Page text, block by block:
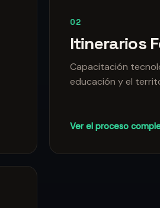
02
Itinerarios
Capacitación
educación y el
Ver el proceso